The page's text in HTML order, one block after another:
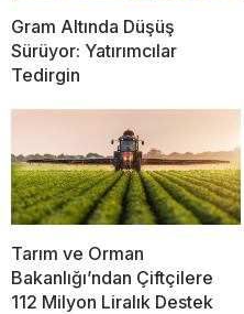
Gram Altında Düşüş
Sürüyor: Yatırımcılar
Tedirgin
Tarım ve Orman
Bakanlığı’ndan Çiftçilere
112 Milyon Liralık Destek